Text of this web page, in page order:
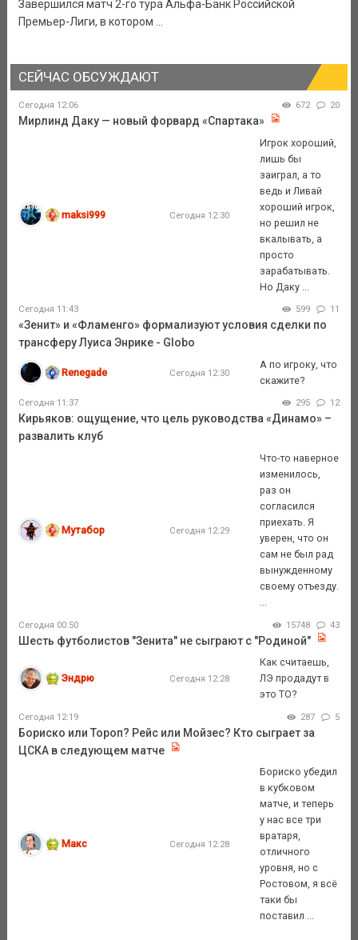
Завершился матч 2-го тура Альфа-Банк Российской
Премьер-Лиги, в котором ...
СЕЙЧАС ОБСУЖДАЮТ
Сегодня 12:06 672 20
Мирлинд Даку — новый форвард «Спартака»
maksi999 Сегодня 12:30
Игрок хороший,
лишь бы
заиграл, а то
ведь и Ливай
хороший игрок,
но решил не
вкалывать, а
просто
зарабатывать.
Но Даку ...
Сегодня 11:43 599 11
«Зенит» и «Фламенго» формализуют условия сделки по
трансферу Луиса Энрике - Globo
Renegade Сегодня 12:30
А по игроку, что
скажите?
Сегодня 11:37 295 12
Кирьяков: ощущение, что цель руководства «Динамо» –
развалить клуб
Мутабор Сегодня 12:29
Что-то наверное
изменилось,
раз он
согласился
приехать. Я
уверен, что он
сам не был рад
вынужденному
своему отъезду.
Сегодня 00:50 15748 43
Шесть футболистов "Зенита" не сыграют с "Родиной"
Эндрю Сегодня 12:28
Как считаешь,
ЛЭ продадут в
это ТО?
Сегодня 12:19 287 5
Бориско или Тороп? Рейс или Мойзес? Кто сыграет за
ЦСКА в следующем матче
Макс Сегодня 12:28
Бориско убедил
в кубковом
матче, и теперь
у нас все три
вратаря,
отличного
уровня, но с
Ростовом, я всё
таки бы
поставил ...